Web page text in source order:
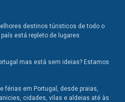
destinos túristicos de todo o
está repleto de lugares
mas está sem ideias? Estamos
férias em Portugal, desde praias,
cidades, vilas e aldeias até às